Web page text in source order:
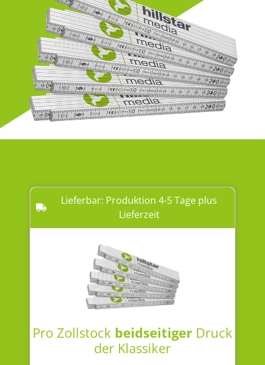
Lieferbar: Produktion 4-5 Tage plus
Lieferzeit
Pro Zollstock beidseitiger Druck
der Klassiker